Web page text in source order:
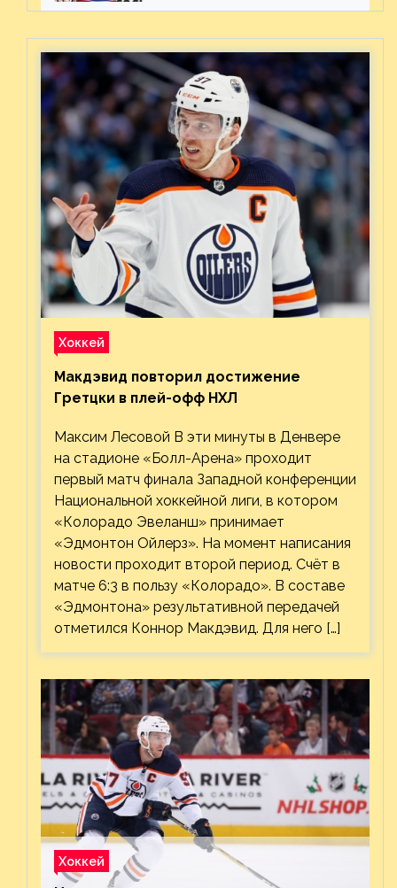
предстоящего финала
Хоккей
Макдэвид повторил достижение
Гретцки в плей-офф НХЛ
Максим Лесовой В эти минуты в Денвере
на стадионе «Болл-Арена» проходит
первый матч финала Западной конференции
Национальной хоккейной лиги, в котором
«Колорадо Эвеланш» принимает
«Эдмонтон Ойлерз». На момент написания
новости проходит второй период. Счёт в
матче 6:3 в пользу «Колорадо». В составе
«Эдмонтона» результативной передачей
отметился Коннор Макдэвид. Для него […]
Хоккей